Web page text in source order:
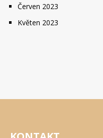
Červen 2023
Květen 2023